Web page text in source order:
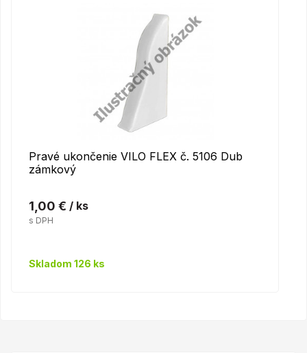
Pravé ukončenie VILO FLEX č. 5106 Dub
zámkový
1,00 € / ks
s DPH
Skladom 126 ks